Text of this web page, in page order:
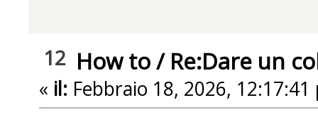
12 How to/ Re:Dare un
« il: Febbraio 18, 2026, 12:17:41